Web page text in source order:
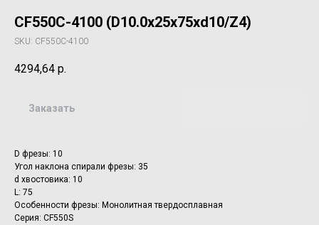
CF550C-4100 (D10.0x25x75xd10/Z4)
SKU: CF550C-4100
4294,64 р.
Заказать
D фрезы: 10
Угол наклона спирали фрезы: 35
d хвостовика: 10
L: 75
Особенности фрезы: Монолитная твердосплавная
Серия: CF550S